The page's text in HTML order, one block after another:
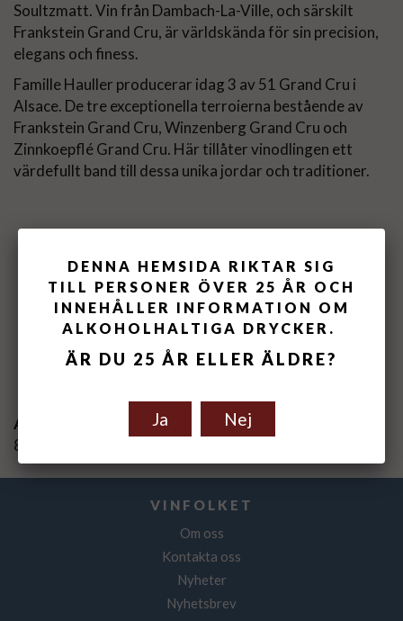
Soultzmatt. Vin från Dambach-La-Ville, och särskilt
Frankstein Grand Cru, är världskända för sin precision,
elegans och finess.
Famille Hauller producerar idag 3 av 51 Grand Cru i
Alsace. De tre exceptionella terroierna bestående av
Frankstein Grand Cru, Winzenberg Grand Cru och
Zinnkoepflé Grand Cru. Här tillåter vinodlingen ett
värdefullt band till dessa unika jordar och traditioner.
Spara som favorit
Artikelnummer:
840110-17
VINFOLKET
Om oss
Kontakta oss
Nyheter
Nyhetsbrev
DENNA HEMSIDA RIKTAR SIG
TILL PERSONER ÖVER 25 ÅR OCH
INNEHÅLLER INFORMATION OM
ALKOHOLHALTIGA DRYCKER.
ÄR DU 25 ÅR ELLER ÄLDRE?
Ja Nej